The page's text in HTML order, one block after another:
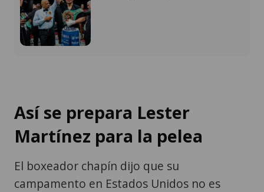
Así se prepara Lester
Martínez para la pelea
El boxeador chapín dijo que su
campamento en Estados Unidos no es